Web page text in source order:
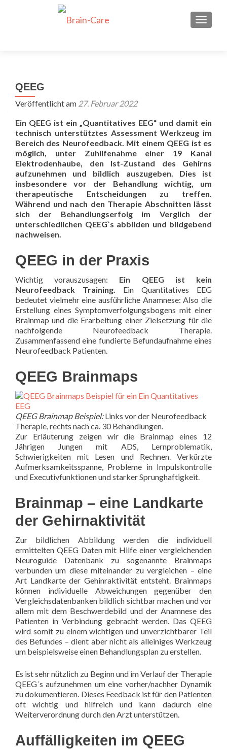
QEEG
Veröffentlicht am 27. Februar 2022
Ein QEEG ist ein „Quantitatives EEG“ und damit ein
technisch unterstütztes Assessment Werkzeug im
Bereich des Neurofeedback. Mit einem QEEG ist es
möglich, unter Zuhilfenahme einer 19 Kanal
Elektrodenhaube, den Ist-Zustand des Gehirns
aufzunehmen und bildlich auszugeben. Dies ist
insbesondere vor der Behandlung wichtig, um
therapeutische Entscheidungen zu treffen.
Während und nach den Therapie Abschnitten lässt
sich der Behandlungserfolg im Verglich der
unterschiedlichen QEEG`s abbilden und bildgebend
nachweisen.
QEEG in der Praxis
Wichtig vorauszusagen: Ein QEEG ist kein
Neurofeedback Training. Ein Quantitatives EEG
bedeutet vielmehr eine ausführliche Anamnese: Also die
Erstellung eines Symptomverfolgungsbogens mit einer
Brainmap und die Erarbeitung einer Zielsetzung für die
nachfolgende Neurofeedback Therapie.
Zusammenfassend eine fundierte Befundaufnahme eines
Neurofeedback Patienten.
QEEG Brainmaps
QEEG Brainmap Beispiel:Links vor der Neurofeedback
Therapie, rechts nach ca. 30 Behandlungen.
Zur Erläuterung zeigen wir die Brainmap eines 12
Jährigen Jungen mit ADS, Lernproblematik,
Schwierigkeiten mit Lesen und Rechnen. Verkürzte
Aufmerksamkeitsspanne, Probleme in Impulskontrolle
und Executivfunktionen und starker Sprunghaftigkeit.
Brainmap – eine Landkarte
der Gehirnaktivität
Zur bildlichen Abbildung werden die individuell
ermittelten QEEG Daten mit Hilfe einer vergleichenden
Neuroguide Datenbank zu sogenannte Brainmaps
verbunden um diese miteinander zu vergleichen – eine
Art Landkarte der Gehinraktivität entsteht. Brainmaps
können individuelle Abweichungen gegenüber den
Vergleichsdatenbanken bildlich sichtbar machen und vor
allem mit dem Beschwerdebild und der Anamnese des
Patienten in Verbindung gebracht werden. Das QEEG
wird somit zu einem wichtigen und unverzichtbarer Teil
des Befundes – dient aber nicht als alleiniges Werkzeug
um beispielsweise einen Behandlungsplan zu erstellen.
Es ist sehr nützlich zu Beginn und im Verlauf der Therapie
QEEG´s aufzunehmen um eine vorher/nachher Dynamik
zu dokumentieren. Dieses Feedback ist für den Patienten
oft wichtig und hilfreich und kann dadurch eine
Weiterverordnung durch den Arzt unterstützen.
Auffälligkeiten im QEEG
Dein neuer Job als
Neurofeedback
Bewirb Dich jetzt!